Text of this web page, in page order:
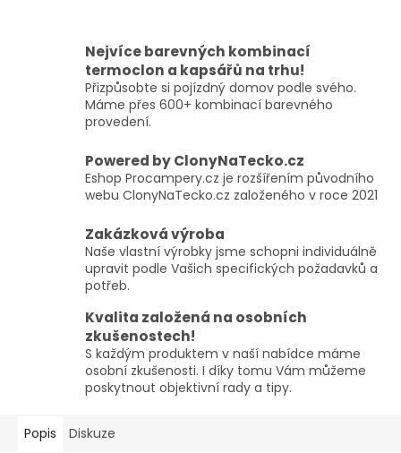
Nejvíce barevných kombinací
termoclon a kapsářů na trhu!
Přizpůsobte si pojízdný domov podle svého.
Máme přes 600+ kombinací barevného
provedení.
Powered by ClonyNaTecko.cz
Eshop Procampery.cz je rozšířením původního
webu ClonyNaTecko.cz založeného v roce 2021
Zakázková výroba
Naše vlastní výrobky jsme schopni individuálně
upravit podle Vašich specifických požadavků a
potřeb.
Kvalita založená na osobních
zkušenostech!
S každým produktem v naší nabídce máme
osobní zkušenosti. I díky tomu Vám můžeme
poskytnout objektivní rady a tipy.
Popis Diskuze